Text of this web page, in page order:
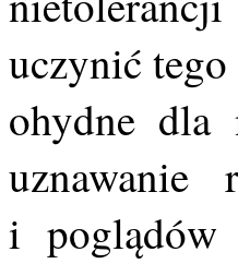
uczynić
ohydne
i poglądów